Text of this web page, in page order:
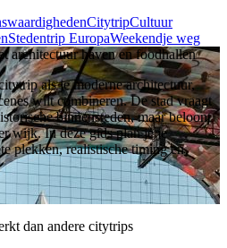
CitytripCultuur
Stedentrip EuropaWeekendje weg
architectuur haven en foodhallen
als je moderne architectuur,
wilt combineren. De stad vraagt
binnensteden, maar beloont
wijk. In deze gids plan je je
plekken, realistische timing en
dan andere citytrips